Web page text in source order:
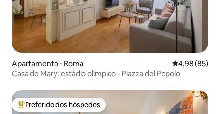
Apartamento ⋅ Roma 4,98 de uma
4,98 (85)
Casa de Mary: estádio olímpico - Piazza del Popolo
Entre os melhores preferidos dos hóspedes
Preferido dos hóspedes